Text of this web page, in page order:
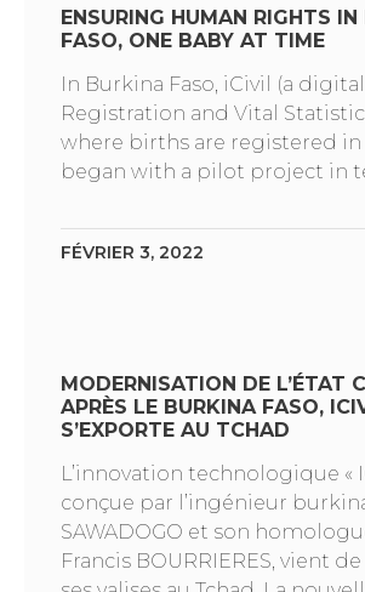
ENSURING HUMAN RIGHTS
FASO, ONE BABY AT TIME
In Burkina Faso, iCivil (a digital
Registration and Vital
where births are registered
began with a pilot project in
FÉVRIER 3, 2022
MODERNISATION DE L’ÉTAT
APRÈS LE BURKINA FASO,
S’EXPORTE AU TCHAD
L’innovation technologique «
conçue par l’ingénieur
SAWADOGO et son
Francis BOURRIERES, vient